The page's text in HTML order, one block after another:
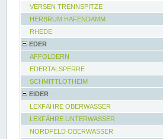
VERSEN TRENNSPITZE
HERBRUM HAFENDAMM
RHEDE
EDER
AFFOLDERN
EDERTALSPERRE
SCHMITTLOTHEIM
EIDER
LEXFÄHRE OBERWASSER
LEXFÄHRE UNTERWASSER
NORDFELD OBERWASSER